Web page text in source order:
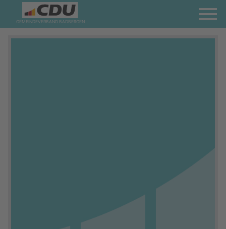
GEMEINDEVERBAND BADBERGEN